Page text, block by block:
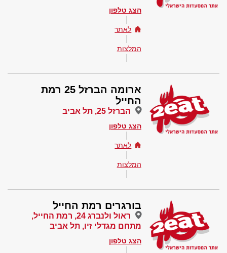
הצג טלפון
לאתר
המלצות
ארומה הברזל 25 רמת
החייל
הברזל 25, תל אביב
הצג טלפון
לאתר
המלצות
בורגרים רמת החייל
ראול ולנברג 24, רמת החייל,
מתחם מגדלי זיו, תל אביב
הצג טלפון